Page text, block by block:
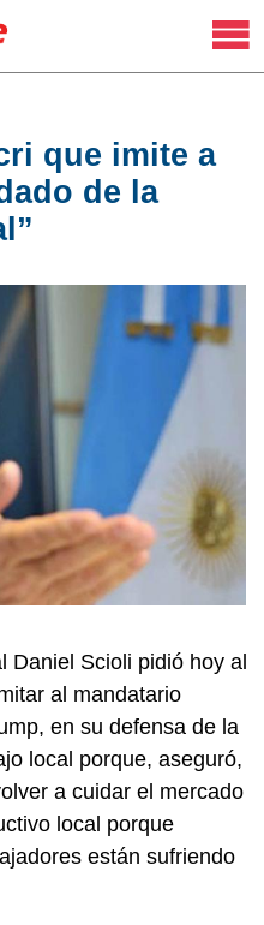
que imite a
de la
Daniel Scioli pidió hoy al
al mandatario
en su defensa de la
local porque, aseguró,
a cuidar el mercado
local porque
están sufriendo